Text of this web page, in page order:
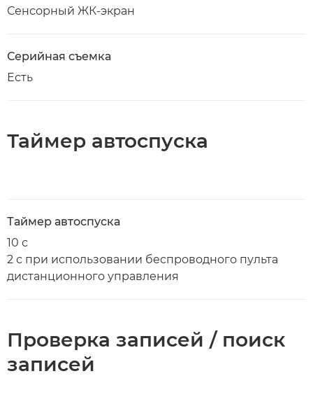
Сенсорный ЖК-экран
Серийная съемка
Есть
Таймер автоспуска
Таймер автоспуска
10 с
2 с при использовании беспроводного пульта
дистанционного управления
Проверка записей / поиск
записей